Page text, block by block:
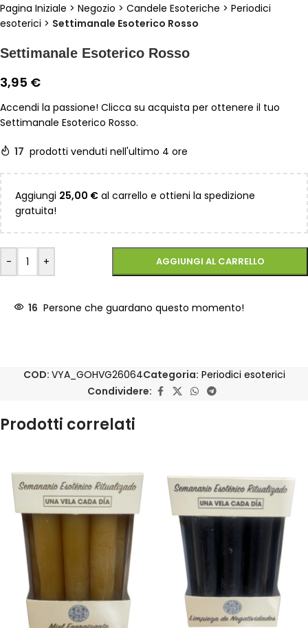
Pagina Iniziale > Negozio > Candele Esoteriche > Periodici
esoterici > Settimanale Esoterico Rosso
Settimanale Esoterico Rosso
3,95 €
Accendi la passione! Clicca su acquista per ottenere il tuo
Settimanale Esoterico Rosso.
17 prodotti venduti nell'ultimo 4 ore
Aggiungi 25,00 € al carrello e ottieni la spedizione
gratuita!
- + AGGIUNGI AL CARRELLO
16 Persone che guardano questo momento!
COD: VYA_GOHVG26064Categoria: Periodici esoterici
Condividere:
Prodotti correlati